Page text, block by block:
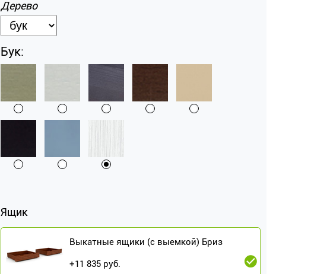
Дерево
Бук:
Ящик
Выкатные ящики (с выемкой) Бриз
+11 835 руб.